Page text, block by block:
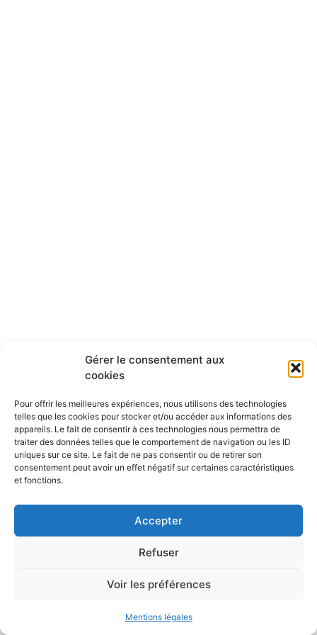
Gérer le consentement aux
cookies
Pour offrir les meilleures expériences, nous utilisons des technologies
telles que les cookies pour stocker et/ou accéder aux informations des
appareils. Le fait de consentir à ces technologies nous permettra de
traiter des données telles que le comportement de navigation ou les ID
uniques sur ce site. Le fait de ne pas consentir ou de retirer son
consentement peut avoir un effet négatif sur certaines caractéristiques
et fonctions.
Accepter
Refuser
Voir les préférences
Mentions légales